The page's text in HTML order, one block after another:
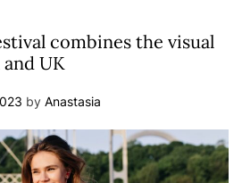
combines the visual
UK
by Anastasia